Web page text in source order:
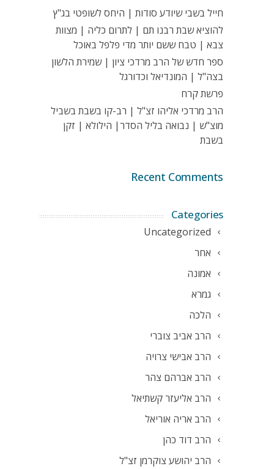
חייל בשבי שיודע סודות | היחס לשופטי בג"ץ
להוציא שבת רבנו תם | לתרום כליה | מצוות
צבא | טבח ששם יותר מדי פלפל באוכל
ספר חדש של הרב מרדכי ציון | שמירת הלשון
בצה"ל | המונדיאל וכדורגל
פרשת קרח
הרב מרדכי אליהו זצ"ל | רב-קו בשבת בשביל
מוצ"ש | נבואה בליל הסדר| הילולא | זקן
בשבת
Recent Comments
Categories
Uncategorized
אחר
אמונה
גמרא
הלכה
הרב אביב צוברי
הרב אבישי צרויה
הרב אברהם צהר
הרב אליעזר קשתיאל
הרב אריה אוריאל
הרב דוד כהן
הרב יהושע צוקרמן זצ"ל